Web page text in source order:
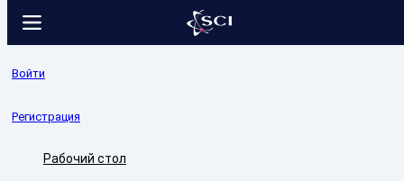
Войти
Регистрация
Рабочий стол